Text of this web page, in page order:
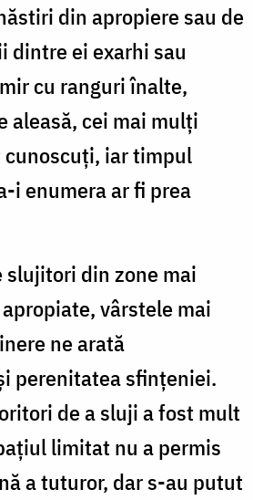
din apropiere sau de
dintre ei exarhi sau
cu ranguri înalte,
aleasă, cei mai mulți
iar timpul
i enumera ar fi prea
slujitori din zone mai
vârstele mai
ne arată
perenitatea sfințeniei.
de a sluji a fost mult
limitat nu a permis
a tuturor, dar s-au putut